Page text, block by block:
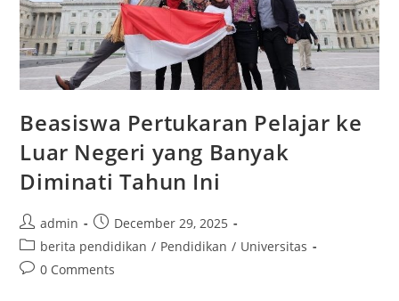
Beasiswa Pertukaran Pelajar ke
Luar Negeri yang Banyak
Diminati Tahun Ini
Post
author:
admin
Post
published:
December 29, 2025
Post
category:
berita pendidikan / Pendidikan / Universitas
Post0 Comments